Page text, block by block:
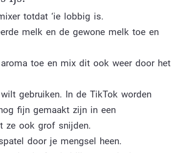
totdat ‘ie lobbig is.
melk en de gewone melk toe en
toe en mix dit ook weer door het
gebruiken. In de TikTok worden
fijn gemaakt zijn in een
ze ook grof snijden.
door je mengsel heen.